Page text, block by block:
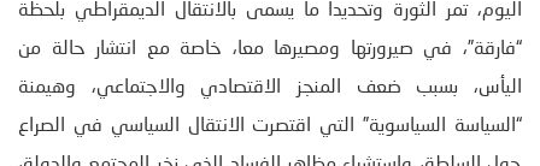
اليوم، تمر الثورة وتحديدا ما يسمى بالانتقال الديمقراطي بلحظة
“فارقة”، في صيرورتها ومصيرها معا، خاصة مع انتشار حالة من
اليأس، بسبب ضعف المنجز الاقتصادي والاجتماعي، وهيمنة
“السياسة السياسوية” التي اقتصرت الانتقال السياسي في الصراع